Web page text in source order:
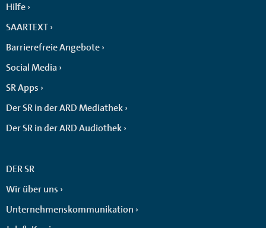
Hilfe
SAARTEXT
Barrierefreie Angebote
Social Media
SR Apps
Der SR in der ARD Mediathek
Der SR in der ARD Audiothek
DER SR
Wir über uns
Unternehmenskommunikation